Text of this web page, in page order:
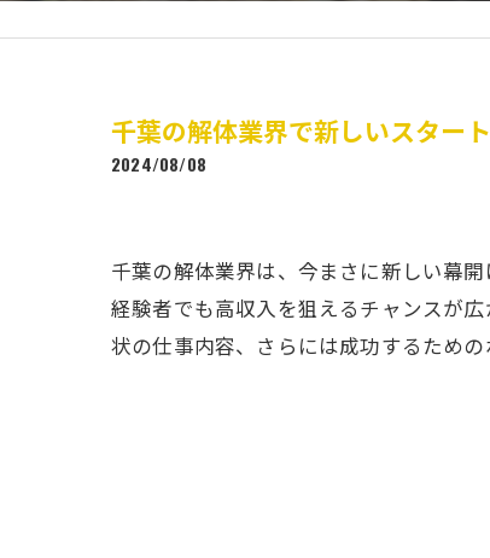
千葉の解体業界で新しいスター
2024/08/08
千葉の解体業界は、今まさに新しい幕
経験者でも高収入を狙えるチャンスが
状の仕事内容、さらには成功するため